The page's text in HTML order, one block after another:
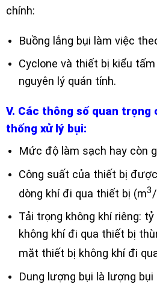
chính:
Buồng lắng bụi làm việc
Cyclone và thiết bị kiểu
nguyên lý quán tính.
V. Các thông số quan
thống xử lý bụi:
Mức độ làm sạch hay còn
Công suất của thiết bị
dòng khí đi qua thiết bị (m3
Tải trọng không khí riêng:
không khí đi qua thiết bị
mặt thiết bị không khí đi
Dung lượng bụi là lượng